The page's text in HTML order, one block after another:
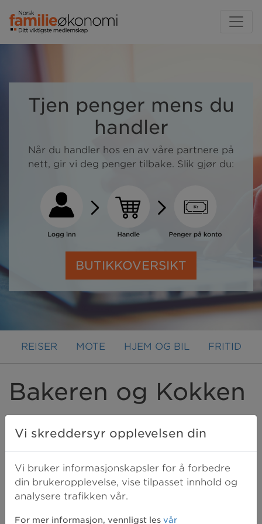
Tjen penger mens du
handler
Når du handler hos en av våre partnere på
nett, gir vi deg penger tilbake. Slik gjør du:
BUTIKKOVERSIKT
REISER MOTE HJEM OG BIL FRITID
Bakeren og Kokken
På Bakeren og Kokken finner du et
kjente merkevarer. Kjøkkenutstyr og
design.
Vi skreddersyr opplevelsen din
Vi bruker informasjonskapsler for å forbedre
din brukeropplevelse, vise tilpasset innhold og
analysere trafikken vår.
For mer informasjon, vennligst les vår